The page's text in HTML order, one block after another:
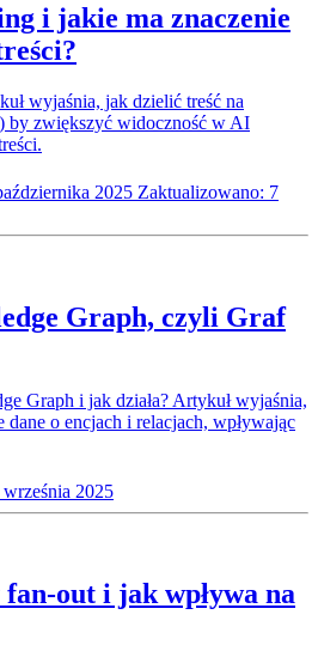
i jakie ma znaczenie
wyjaśnia, jak dzielić treść na
by zwiększyć widoczność w AI
2025 Zaktualizowano: 7
Graph, czyli Graf
Graph i jak działa? Artykuł wyjaśnia,
o encjach i relacjach, wpływając
2025
out i jak wpływa na